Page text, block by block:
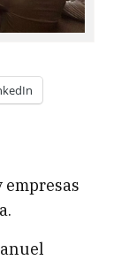
empresas